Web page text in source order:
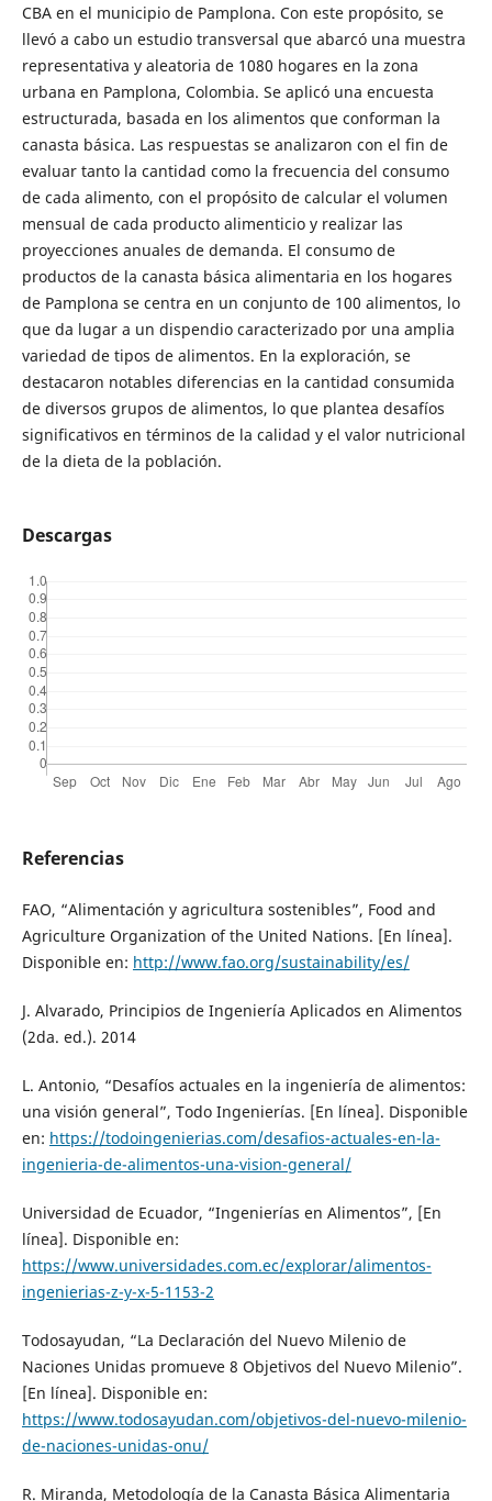
CBA en el municipio de Pamplona. Con este propósito, se
llevó a cabo un estudio transversal que abarcó una muestra
representativa y aleatoria de 1080 hogares en la zona
urbana en Pamplona, Colombia. Se aplicó una encuesta
estructurada, basada en los alimentos que conforman la
canasta básica. Las respuestas se analizaron con el fin de
evaluar tanto la cantidad como la frecuencia del consumo
de cada alimento, con el propósito de calcular el volumen
mensual de cada producto alimenticio y realizar las
proyecciones anuales de demanda. El consumo de
productos de la canasta básica alimentaria en los hogares
de Pamplona se centra en un conjunto de 100 alimentos, lo
que da lugar a un dispendio caracterizado por una amplia
variedad de tipos de alimentos. En la exploración, se
destacaron notables diferencias en la cantidad consumida
de diversos grupos de alimentos, lo que plantea desafíos
significativos en términos de la calidad y el valor nutricional
de la dieta de la población.
Descargas
Referencias
FAO, “Alimentación y agricultura sostenibles”, Food and
Agriculture Organization of the United Nations. [En línea].
Disponible en: http://www.fao.org/sustainability/es/
J. Alvarado, Principios de Ingeniería Aplicados en Alimentos
(2da. ed.). 2014
L. Antonio, “Desafíos actuales en la ingeniería de alimentos:
una visión general”, Todo Ingenierías. [En línea]. Disponible
en: https://todoingenierias.com/desafios-actuales-en-la-
ingenieria-de-alimentos-una-vision-general/
Universidad de Ecuador, “Ingenierías en Alimentos”, [En
línea]. Disponible en:
https://www.universidades.com.ec/explorar/alimentos-
ingenierias-z-y-x-5-1153-2
Todosayudan, “La Declaración del Nuevo Milenio de
Naciones Unidas promueve 8 Objetivos del Nuevo Milenio”.
[En línea]. Disponible en:
https://www.todosayudan.com/objetivos-del-nuevo-milenio-
de-naciones-unidas-onu/
R. Miranda, Metodología de la Canasta Básica Alimentaria